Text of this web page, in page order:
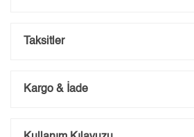
Taksitler
Kargo & İade
Kargo ve Sipariş